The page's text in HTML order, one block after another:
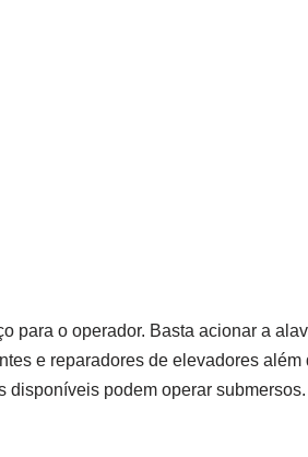
para o operador. Basta acionar a
e reparadores de elevadores além
disponíveis podem operar submersos.